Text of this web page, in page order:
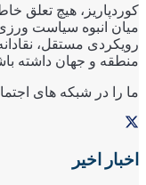
کوردپاریز، هیچ تعلق
میان انبوه سیاست
رویکردی مستقل،
منطقه و جهان داشته
ما را در شبکه های
اخبار اخیر